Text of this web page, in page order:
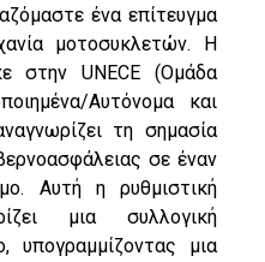
ένα επίτευγμα
μοτοσυκλετών. Η
στην UNECE (Ομάδα
Αυτόνομα και
τη σημασία
σε έναν
Αυτή η ρυθμιστική
μια συλλογική
υπογραμμίζοντας μια